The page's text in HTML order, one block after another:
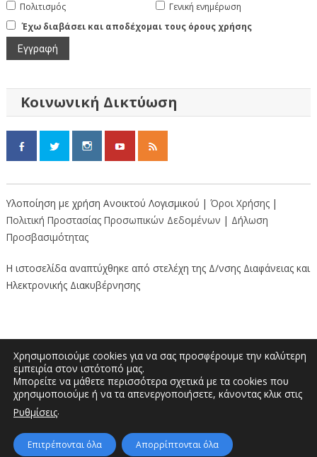
Πολιτισμός
Γενική ενημέρωση
Έχω διαβάσει και αποδέχομαι τους όρους χρήσης
Κοινωνική Δικτύωση
Υλοποίηση με χρήση Ανοικτού Λογισμικού | Όροι Χρήσης |
Πολιτική Προστασίας Προσωπικών Δεδομένων | Δήλωση
Προσβασιμότητας
Η ιστοσελίδα αναπτύχθηκε από στελέχη της Δ/νσης Διαφάνειας και
Ηλεκτρονικής Διακυβέρνησης
Διοικητήριο “Κώστας Ταλιαδούρης” |
Τηλέφωνο: 2462353333, 2462353370 | E-
Χρησιμοποιούμε cookies για να σας προσφέρουμε την καλύτερη
εμπειρία στον ιστότοπό μας.
Μπορείτε να μάθετε περισσότερα σχετικά με τα cookies που
χρησιμοποιούμε ή να τα απενεργοποιήσετε, κάνοντας κλικ στις
Ρυθμίσεις.
Επιτρέπονται όλα Απορρίπτονται όλα